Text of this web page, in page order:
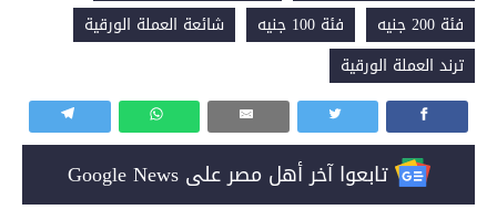
فئة 200 جنيه
فئة 100 جنيه
شائعة العملة الورقية
ترند العملة الورقية
تابعوا آخر أهل مصر على Google News